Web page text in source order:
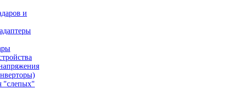
и
"слепых"